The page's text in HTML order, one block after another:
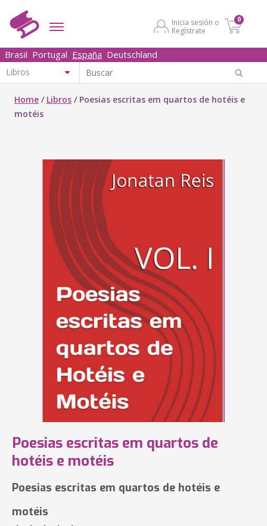
Inicia sesión o
Regístrate
0
Brasil Portugal España Deutschland
Home / Libros / Poesias escritas em quartos de hotéis e
motéis
Poesias escritas em quartos de
hotéis e motéis
Poesias escritas em quartos de hotéis e
motéis